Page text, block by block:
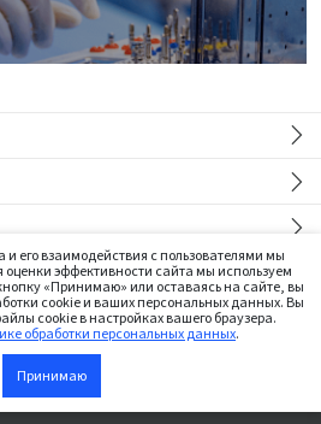
В корзину
для медицинских работников
Institut Straumann AG
его взаимодействия с пользователями мы
эффективности сайта мы используем
«Принимаю» или оставаясь на сайте, вы
cookie и ваших персональных данных. Вы
cookie в настройках вашего браузера.
обработки персональных данных.
Принимаю